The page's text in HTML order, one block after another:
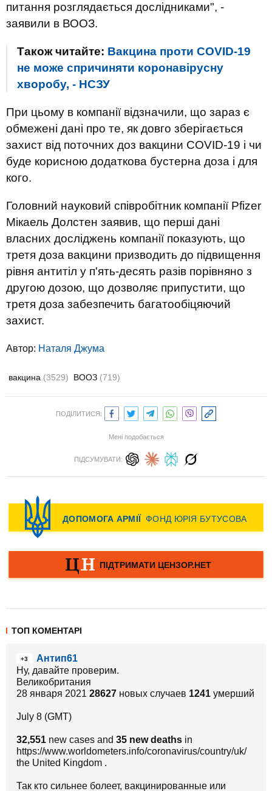
питання розглядається дослідниками", -
заявили в ВООЗ.
Також читайте: Вакцина проти COVID-19
не може спричиняти коронавірусну
хворобу, - НСЗУ
При цьому в компанії відзначили, що зараз є
обмежені дані про те, як довго зберігається
захист від поточних доз вакцини COVID-19 і чи
буде корисною додаткова бустерна доза і для
кого.
Головний науковий співробітник компанії Pfizer
Мікаель Долстен заявив, що перші дані
власних досліджень компанії показують, що
третя доза вакцини призводить до підвищення
рівня антитіл у п'ять-десять разів порівняно з
другою дозою, що дозволяє припустити, що
третя доза забезпечить багатообіцяючий
захист.
Автор: Наталя Джума
вакцина (3529) ВООЗ (719)
ПОДІЛИТИСЯ:
Мені подобається
ПІДСУМУВАТИ:
ТОП КОМЕНТАРІ
+3
Антип61
Ну, давайте проверим.
Великобритания
28 января 2021 28627 новых случаев 1241 умерший
July 8 (GMT)
32,551 new cases and 35 new deaths in
https://www.worldometers.info/coronavirus/country/uk/
the United Kingdom .
Так кто сильнее болеет, вакцинированные или